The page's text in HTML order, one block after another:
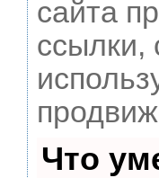
сайта
ссылки,
Что